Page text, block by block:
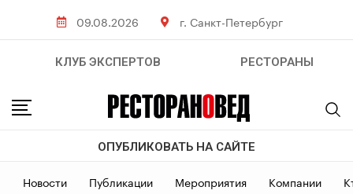
09.08.2026 г. Санкт-Петербург
КЛУБ ЭКСПЕРТОВ РЕСТОРАНЫ
ОПУБЛИКОВАТЬ НА САЙТЕ
Новости Публикации Мероприятия Компании